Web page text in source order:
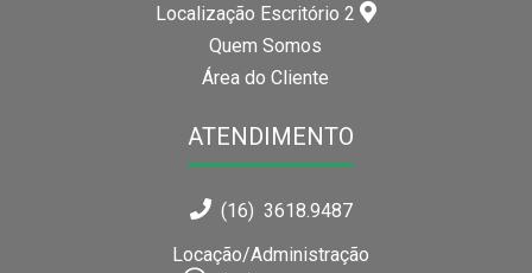
Localização Escritório 2
Quem Somos
Área do Cliente
ATENDIMENTO
(16) 3618.9487
Locação/Administração